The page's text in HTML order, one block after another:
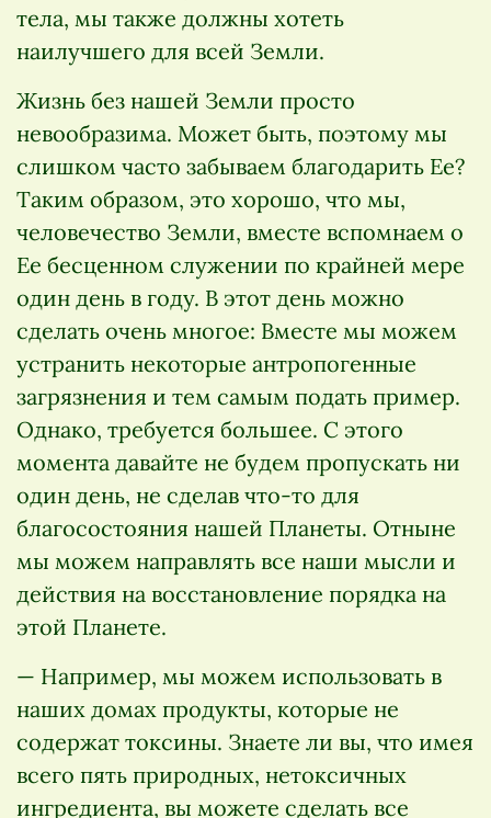
тела, мы также должны хотеть
наилучшего для всей Земли.
Жизнь без нашей Земли просто
невообразима. Может быть, поэтому мы
слишком часто забываем благодарить Ее?
Таким образом, это хорошо, что мы,
человечество Земли, вместе вспомнаем о
Ее бесценном служении по крайней мере
один день в году. В этот день можно
сделать очень многое: Вместе мы можем
устранить некоторые антропогенные
загрязнения и тем самым подать пример.
Однако, требуется большее. С этого
момента давайте не будем пропускать ни
один день, не сделав что-то для
благосостояния нашей Планеты. Отныне
мы можем направлять все наши мысли и
действия на восстановление порядка на
этой Планете.
— Например, мы можем использовать в
наших домах продукты, которые не
содержат токсины. Знаете ли вы, что имея
всего пять природных, нетоксичных
ингредиента, вы можете сделать все